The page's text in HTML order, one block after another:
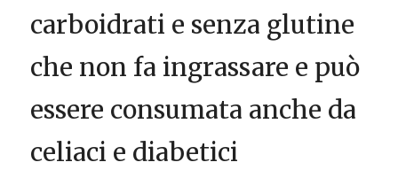
carboidrati e senza glutine
che non fa ingrassare e può
essere consumata anche da
celiaci e diabetici